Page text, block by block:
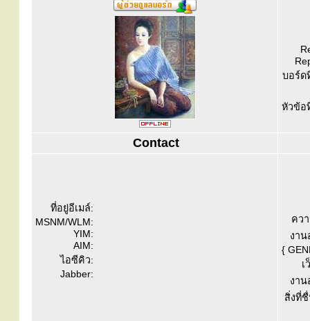
บอร์ด
หัวข้อ
Contact
ที่อยู่อีเมล์:
MSNM/WLM:
YIM:
AIM:
ไอซีคิว:
Jabber:
คว
งาน
{
เ
งาน
สิ่งที่